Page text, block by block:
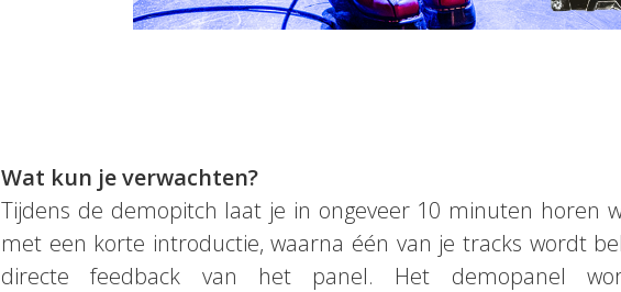
Wat kun je verwachten?
Tijdens de demopitch laat je in ongeveer 10 minuten horen
met een korte introductie, waarna één van je tracks wordt
directe feedback van het panel. Het demopanel